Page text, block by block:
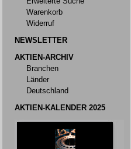
Warenkorb
Widerruf
NEWSLETTER
AKTIEN-ARCHIV
Branchen
Länder
Deutschland
AKTIEN-KALENDER 2025